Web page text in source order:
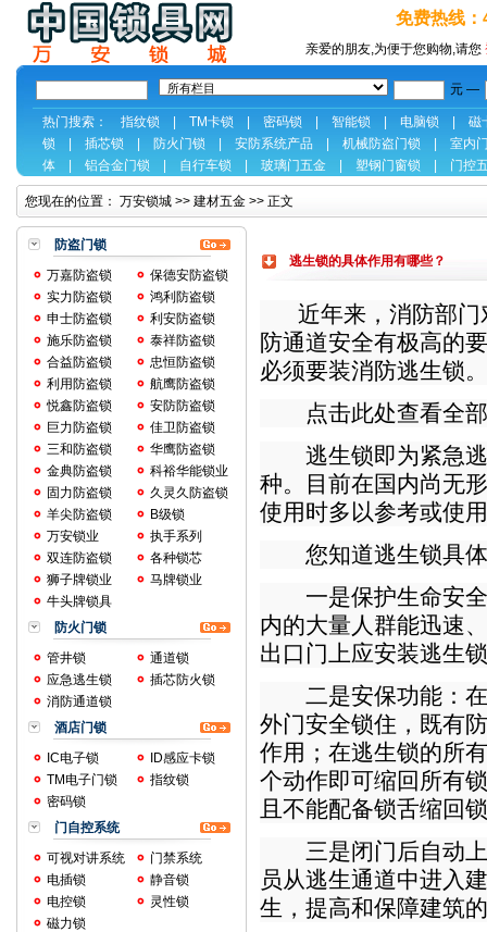
免费热线
亲爱的朋友,为便于您购物,请您
元 —
热门搜索： 指纹锁 TM卡锁 密码锁 智能锁 电脑锁
磁
锁
插芯锁 防火门锁 安防系统产品 机械防盗门锁
室内
体
铝合金门锁 自行车锁 玻璃门五金 塑钢门窗锁 门控
您现在的位置： 万安锁城 >> 建材五金 >> 正文
防盗门锁
万嘉防盗锁
保德安防盗锁
实力防盗锁
鸿利防盗锁
申士防盗锁
利安防盗锁
施乐防盗锁
泰祥防盗锁
合益防盗锁
忠恒防盗锁
利用防盗锁
航鹰防盗锁
悦鑫防盗锁
安防防盗锁
巨力防盗锁
佳卫防盗锁
三和防盗锁
华鹰防盗锁
金典防盗锁
科裕华能锁业
固力防盗锁
久灵久防盗锁
羊尖防盗锁
B级锁
万安锁业
执手系列
双连防盗锁
各种锁芯
狮子牌锁业
马牌锁业
牛头牌锁具
防火门锁
管井锁
通道锁
应急逃生锁
插芯防火锁
消防通道锁
酒店门锁
IC电子锁
ID感应卡锁
TM电子门锁
指纹锁
密码锁
门自控系统
可视对讲系统
门禁系统
电插锁
静音锁
电控锁
灵性锁
磁力锁
逃生锁的具体作用有哪些？
近年来，消防部
防通道安全有极高的
必须要装消防逃生锁。
点击此处查看全部
逃生锁即为紧急逃
种。目前在国内尚无
使用时多以参考或使
您知道逃生锁具体
一是保护生命安全
内的大量人群能迅速
出口门上应安装逃生
二是安保功能：在
外门安全锁住，既有
作用；在逃生锁的所
个动作即可缩回所有
且不能配备锁舌缩回
三是闭门后自动上
员从逃生通道中进入
生，提高和保障建筑